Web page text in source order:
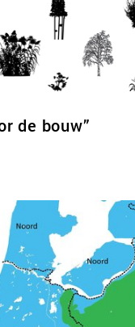
de bouw”